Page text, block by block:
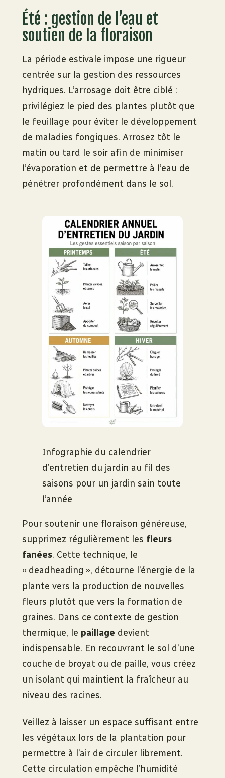
Été : gestion de l’eau et
soutien de la floraison
La période estivale impose une rigueur
centrée sur la gestion des ressources
hydriques. L’arrosage doit être ciblé :
privilégiez le pied des plantes plutôt que
le feuillage pour éviter le développement
de maladies fongiques. Arrosez tôt le
matin ou tard le soir afin de minimiser
l’évaporation et de permettre à l’eau de
pénétrer profondément dans le sol.
Infographie du calendrier
d’entretien du jardin au fil des
saisons pour un jardin sain toute
l’année
Pour soutenir une floraison généreuse,
supprimez régulièrement les fleurs
fanées. Cette technique, le
« deadheading », détourne l’énergie de la
plante vers la production de nouvelles
fleurs plutôt que vers la formation de
graines. Dans ce contexte de gestion
thermique, le paillage devient
indispensable. En recouvrant le sol d’une
couche de broyat ou de paille, vous créez
un isolant qui maintient la fraîcheur au
niveau des racines.
Veillez à laisser un espace suffisant entre
les végétaux lors de la plantation pour
permettre à l’air de circuler librement.
Cette circulation empêche l’humidité